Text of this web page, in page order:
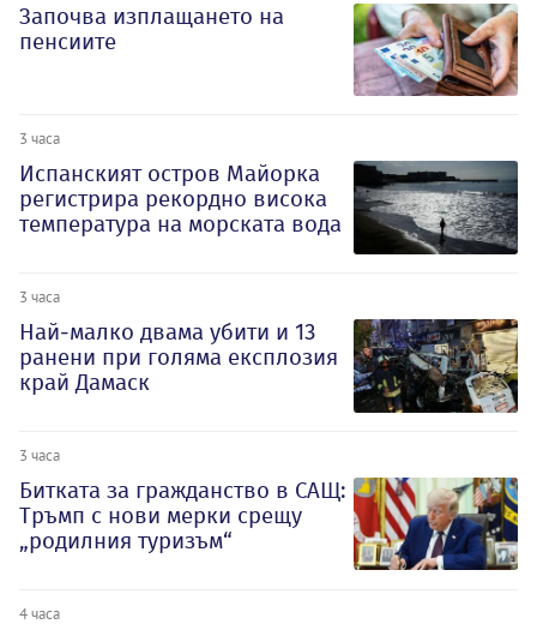
Започва изплащането на
пенсиите
3 часа
Испанският остров Майорка
регистрира рекордно висока
температура на морската вода
3 часа
Най-малко двама убити и 13
ранени при голяма експлозия
край Дамаск
3 часа
Битката за гражданство в САЩ:
Тръмп с нови мерки срещу
„родилния туризъм“
4 часа